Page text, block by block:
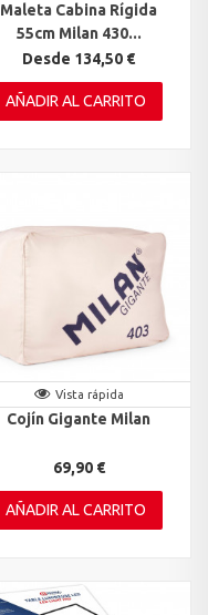
Maleta Cabina Rígida
55cm Milan 430...
Desde 134,50 €
AÑADIR AL CARRITO
Vista rápida
Cojín Gigante Milan
69,90 €
AÑADIR AL CARRITO